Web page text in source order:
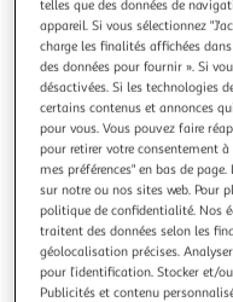
4.8 (25)
ADEQWAT
Câble usb c vers usb
Coloris : Noir Usage :
développée : 34
En savoir +
Vendu parBoulanger
telles que des données de
appareil. Si vous sélectionnez
charge les finalités affichées
des données pour fournir ». Si
désactivées. Si les technologies
certains contenus et annonces
pour vous. Vous pouvez faire
pour retirer votre consentement
mes préférences" en bas de
sur notre ou nos sites web. Pour
politique de confidentialité. Nos
traitent des données selon les
géolocalisation précises.
pour l’identification. Stocker et/
Publicités et contenu